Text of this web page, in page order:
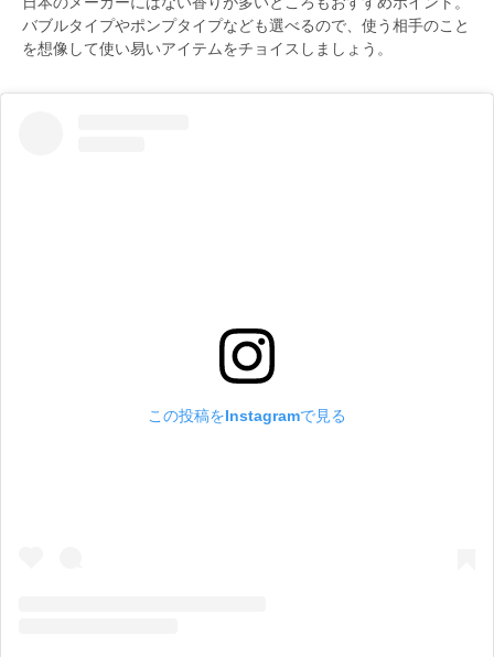
バブルタイプやポンプタイプなども選べるので、使う相手のこと
を想像して使い易いアイテムをチョイスしましょう。
この投稿をInstagramで見る